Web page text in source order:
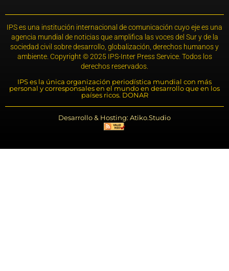
IPS es una institución internacional de comunicación cuyo eje es una
agencia mundial de noticias que amplifica las voces del Sur y de la
sociedad civil sobre desarrollo, globalización, derechos humanos y
ambiente. Copyright © 2025 IPS-Inter Press Service. Todos los
derechos reservados.
IPS es la única organización periodística mundial con más
personal y corresponsales en el mundo en desarrollo que en los
países ricos. DONAR
Desarrollo & Hosting: Atiko.Studio